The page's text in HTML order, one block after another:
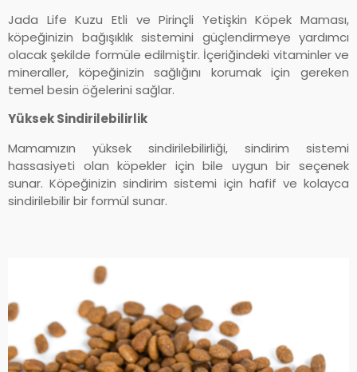
Jada Life Kuzu Etli ve Pirinçli Yetişkin Köpek Maması,
köpeğinizin bağışıklık sistemini güçlendirmeye yardımcı
olacak şekilde formüle edilmiştir. İçeriğindeki vitaminler ve
mineraller, köpeğinizin sağlığını korumak için gereken
temel besin öğelerini sağlar.
Yüksek Sindirilebilirlik
Mamamızın yüksek sindirilebilirliği, sindirim sistemi
hassasiyeti olan köpekler için bile uygun bir seçenek
sunar. Köpeğinizin sindirim sistemi için hafif ve kolayca
sindirilebilir bir formül sunar.